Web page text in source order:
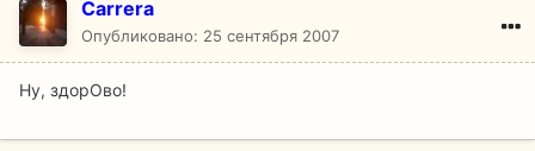
Carrera
Опубликовано: 25 сентября 2007
Ну, здорОво!